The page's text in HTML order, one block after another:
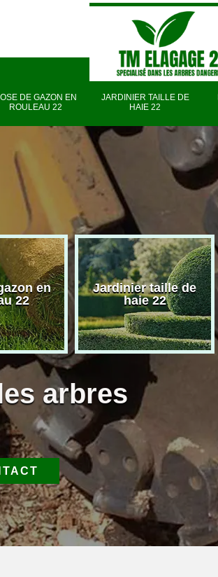
DE GAZON EN
ROULEAU 22
JARDINIER TAILLE DE
HAIE 22
en
22
Jardinier taille de
haie 22
arbres